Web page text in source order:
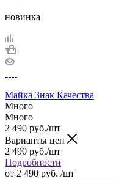
новинка
Майка Знак Качества
Много
Много
2 490 руб./шт
Варианты цен
2 490 руб./шт
Подробности
от 2 490 руб. /шт